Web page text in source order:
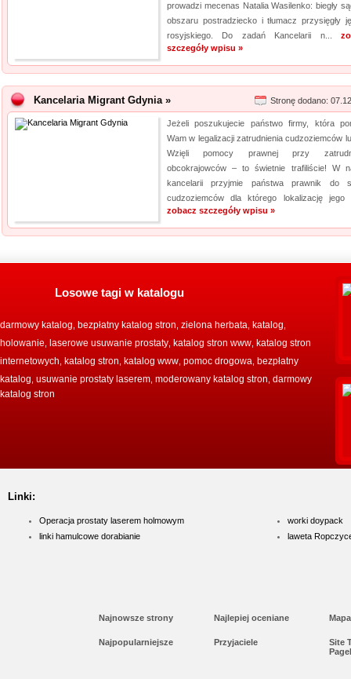
prowadzi mecenas Natalia Wasilenko: biegły
obszaru postradziecko i tłumacz przysięgły
rosyjskiego. Do zadań Kancelarii n...
szczegóły wpisu »
Kancelaria Migrant Gdynia » Stronę dodano:
Jeżeli poszukujecie państwo firmy, która
Wam w legalizacji zatrudnienia cudzoziemców
Wzięli pomocy prawnej przy
obcokrajowców – to świetnie trafiliście! W
kancelarii przyjmie państwa prawnik do
cudzoziemców dla którego lokalizację jego
zobacz szczegóły wpisu »
Losowe tagi w katalogu
darmowy katalog bezpłatny katalog stron zielona herbata katalog
holowanie laserowe usuwanie prostaty katalog stron www katalog stron
internetowych katalog stron katalog www pomoc drogowa bezpłatny
katalog usuwanie prostaty laserem moderowany katalog stron darmowy
katalog stron
Linki:
Operacja prostaty laserem holmowym
linki hamulcowe dorabianie
worki doypack
laweta
Najnowsze strony Najlepiej oceniane
Najpopularniejsze Przyjaciele
Site